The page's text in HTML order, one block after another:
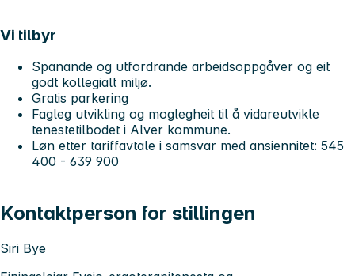
Vi tilbyr
Spanande og utfordrande arbeidsoppgåver og eit
godt kollegialt miljø.
Gratis parkering
Fagleg utvikling og moglegheit til å vidareutvikle
tenestetilbodet i Alver kommune.
Løn etter tariffavtale i samsvar med ansiennitet: 545
400 - 639 900
Kontaktperson for stillingen
Siri Bye